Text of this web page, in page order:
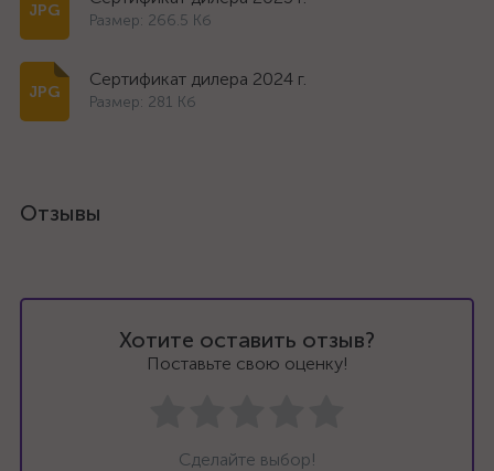
Размер: 266.5 Кб
Сертификат дилера 2024 г.
Размер: 281 Кб
Отзывы
Хотите оставить отзыв?
Поставьте свою оценку!
Сделайте выбор!